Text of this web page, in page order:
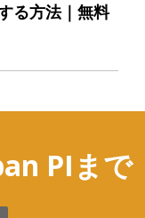
る方法｜無料
PIまで